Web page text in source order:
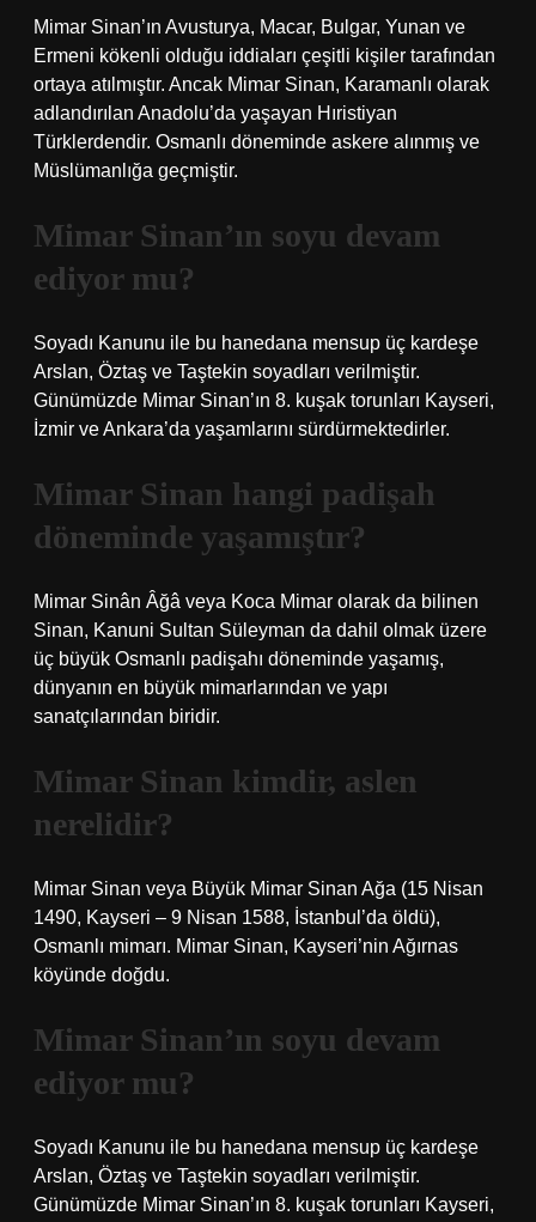
Mimar Sinan’ın Avusturya, Macar, Bulgar, Yunan ve
Ermeni kökenli olduğu iddiaları çeşitli kişiler tarafından
ortaya atılmıştır. Ancak Mimar Sinan, Karamanlı olarak
adlandırılan Anadolu’da yaşayan Hıristiyan
Türklerdendir. Osmanlı döneminde askere alınmış ve
Müslümanlığa geçmiştir.
Mimar Sinan’ın soyu devam
ediyor mu?
Soyadı Kanunu ile bu hanedana mensup üç kardeşe
Arslan, Öztaş ve Taştekin soyadları verilmiştir.
Günümüzde Mimar Sinan’ın 8. kuşak torunları Kayseri,
İzmir ve Ankara’da yaşamlarını sürdürmektedirler.
Mimar Sinan hangi padişah
döneminde yaşamıştır?
Mimar Sinân Âğâ veya Koca Mimar olarak da bilinen
Sinan, Kanuni Sultan Süleyman da dahil olmak üzere
üç büyük Osmanlı padişahı döneminde yaşamış,
dünyanın en büyük mimarlarından ve yapı
sanatçılarından biridir.
Mimar Sinan kimdir, aslen
nerelidir?
Mimar Sinan veya Büyük Mimar Sinan Ağa (15 Nisan
1490, Kayseri – 9 Nisan 1588, İstanbul’da öldü),
Osmanlı mimarı. Mimar Sinan, Kayseri’nin Ağırnas
köyünde doğdu.
Mimar Sinan’ın soyu devam
ediyor mu?
Soyadı Kanunu ile bu hanedana mensup üç kardeşe
Arslan, Öztaş ve Taştekin soyadları verilmiştir.
Günümüzde Mimar Sinan’ın 8. kuşak torunları Kayseri,